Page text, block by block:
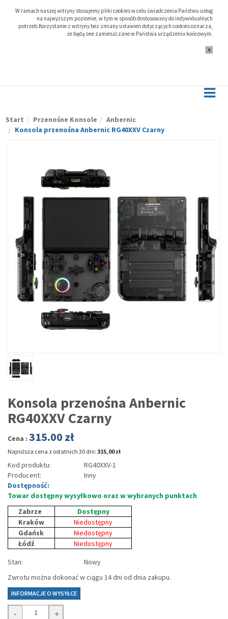
W ramach naszej witryny stosujemy pliki cookies w celu świadczenia Państwu usług
na najwyższym poziomie, w tym w sposób dostosowany do indywidualnych
potrzeb.Korzystanie z witryny bez zmiany ustawień dotyczących cookies oznacza,
że będą one zamieszczane w Państwa urządzeniu końcowym.
Start Przenośne Konsole
Anbernic
Konsola przenośna Anbernic RG40XXV Czarny
Konsola przenośna Anbernic
RG40XXV Czarny
Cena : 315.00 zł
Najniższa cena z ostatnich 30 dni: 315,00 zł
Kod produktu:
RG40XXV-1
Producent:
Inny
Dostępność:
Towar dostępny wysyłkowo oraz w wybranych punktach
Zabrze
Dostępny
Kraków
Niedostępny
Gdańsk
Niedostępny
Łódź
Niedostępny
Stan:
Nowy
Zwrotu można dokonać w ciągu 14 dni od dnia zakupu.
INFORMACJE O WYSYŁCE
- +